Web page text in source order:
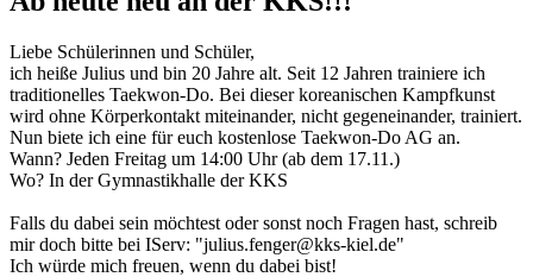
Liebe Schülerinnen und Schüler,
ich heiße Julius und bin 20 Jahre alt. Seit 12 Jahren trainiere ich
traditionelles Taekwon-Do. Bei dieser koreanischen Kampfkunst
wird ohne Körperkontakt miteinander, nicht gegeneinander, trainiert.
Nun biete ich eine für euch kostenlose Taekwon-Do AG an.
Wann? Jeden Freitag um 14:00 Uhr (ab dem 17.11.)
Wo? In der Gymnastikhalle der KKS
Falls du dabei sein möchtest oder sonst noch Fragen hast, schreib
mir doch bitte bei IServ: "julius.fenger@kks-kiel.de"
Ich würde mich freuen, wenn du dabei bist!